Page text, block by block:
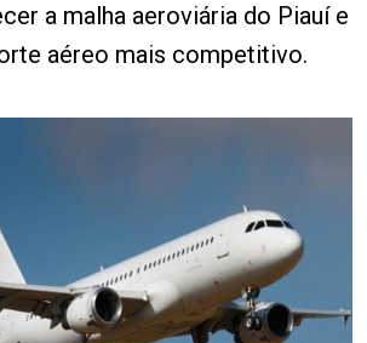
a malha aeroviária do Piauí e
aéreo mais competitivo.